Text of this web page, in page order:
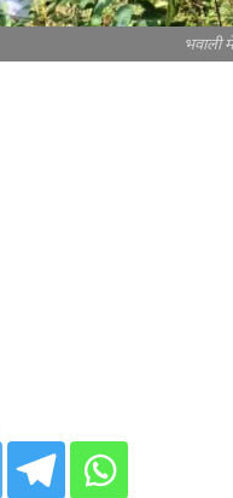
भवाली